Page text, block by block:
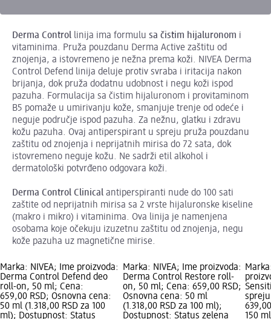
Derma Control linija ima formulu sa čistim hijaluronom i
vitaminima. Pruža pouzdanu Derma Active zaštitu od
znojenja, a istovremeno je nežna prema koži. NIVEA Derma
Control Defend linija deluje protiv svraba i iritacija nakon
brijanja, dok pruža dodatnu udobnost i negu koži ispod
pazuha. Formulacija sa čistim hijaluronom i provitaminom
B5 pomaže u umirivanju kože, smanjuje trenje od odeće i
neguje područje ispod pazuha. Za nežnu, glatku i zdravu
kožu pazuha. Ovaj antiperspirant u spreju pruža pouzdanu
zaštitu od znojenja i neprijatnih mirisa do 72 sata, dok
istovremeno neguje kožu. Ne sadrži etil alkohol i
dermatološki potvrđeno odgovara koži.
Derma Control Clinical antiperspiranti nude do 100 sati
zaštite od neprijatnih mirisa sa 2 vrste hijaluronske kiseline
(makro i mikro) i vitaminima. Ova linija je namenjena
osobama koje očekuju izuzetnu zaštitu od znojenja, negu
kože pazuha uz magnetične mirise.
Marka: NIVEA; Ime proizvoda:
Derma Control Defend deo
roll-on, 50 ml; Cena:
659,00 RSD; Osnovna cena:
50 ml (1.318,00 RSD za 100
ml); Dostupnost: Status
Marka: NIVEA; Ime proizvoda:
Derma Control Restore roll-
on, 50 ml; Cena: 659,00 RSD;
Osnovna cena: 50 ml
(1.318,00 RSD za 100 ml);
Dostupnost: Status zelena
150